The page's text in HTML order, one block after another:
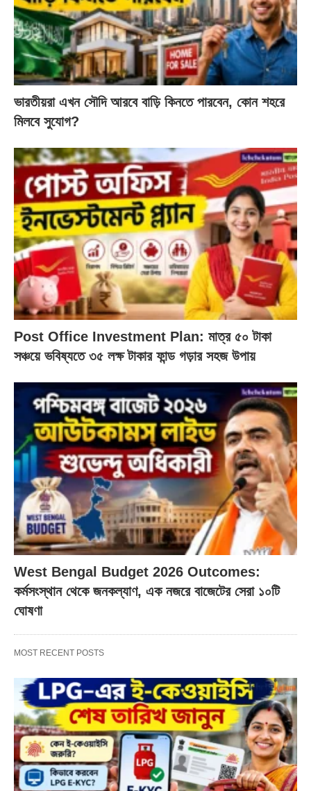
ভারতীয়রা এখন সৌদি আরবে বাড়ি কিনতে পারবেন, কোন শহরে
মিলবে সুযোগ?
Post Office Investment Plan: মাত্র ৫০ টাকা
সঞ্চয়ে ভবিষ্যতে ৩৫ লক্ষ টাকার ফান্ড গড়ার সহজ উপায়
West Bengal Budget 2026 Outcomes:
কর্মসংস্থান থেকে জনকল্যাণ, এক নজরে বাজেটের সেরা ১০টি
ঘোষণা
MOST RECENT POSTS